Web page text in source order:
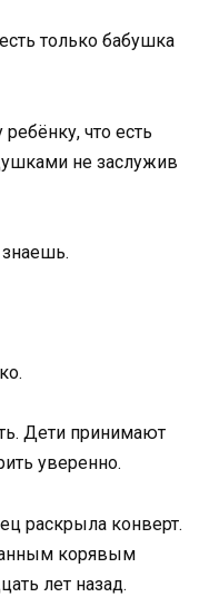
только бабушка
что есть
не заслужив
Дети принимают
уверенно.
раскрыла конверт.
корявым
лет назад.